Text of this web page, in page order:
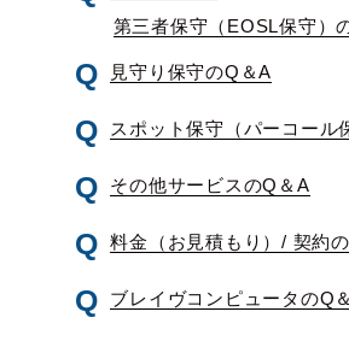
第三者保守（EOSL保守）
見守り保守のQ＆A
スポット保守（パーコール
その他サービスのQ＆A
料金（お見積もり）/ 契約
ブレイヴコンピュータのQ